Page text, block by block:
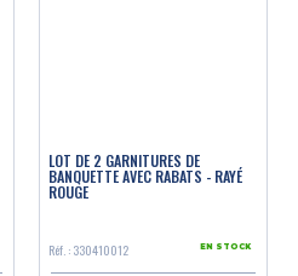
LOT DE 2 GARNITURES DE
BANQUETTE AVEC RABATS - RAYÉ
ROUGE
Réf. : 330410012 EN STOCK